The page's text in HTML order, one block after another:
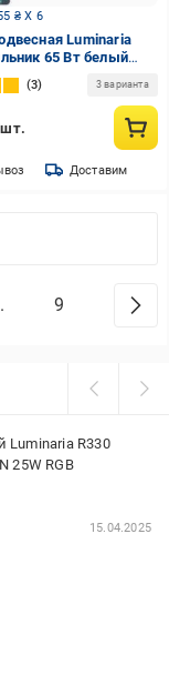
₴ X 6
Luminaria
65 Вт белый
R485 WHITE
3 3 варианта
Доставим
9
Luminaria R330
25W RGB
15.04.2025